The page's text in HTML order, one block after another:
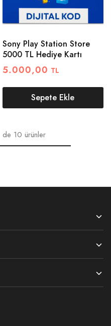
Sony Play Station Store
5000 TL Hediye Kartı
5.000,00 TL
Sepete Ekle
de 10 ürünler